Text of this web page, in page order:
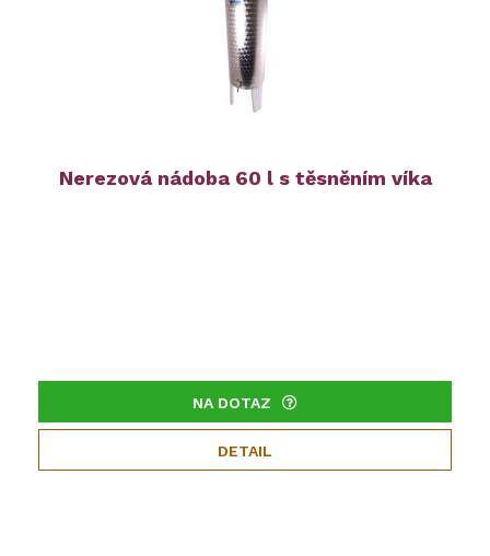
Nerezová nádoba 60 l s těsněním víka
NA DOTAZ
DETAIL